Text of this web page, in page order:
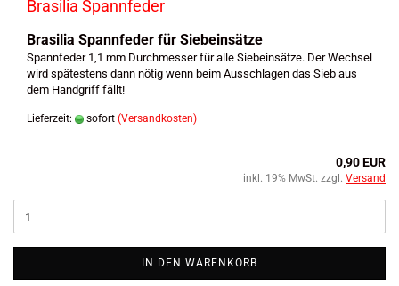
Brasilia Spannfeder
Brasilia Spannfeder für Siebeinsätze
Spannfeder 1,1 mm Durchmesser für alle Siebeinsätze. Der Wechsel
wird spätestens dann nötig wenn beim Ausschlagen das Sieb aus
dem Handgriff fällt!
Lieferzeit: sofort (Versandkosten)
0,90 EUR
inkl. 19% MwSt. zzgl. Versand
IN DEN WARENKORB